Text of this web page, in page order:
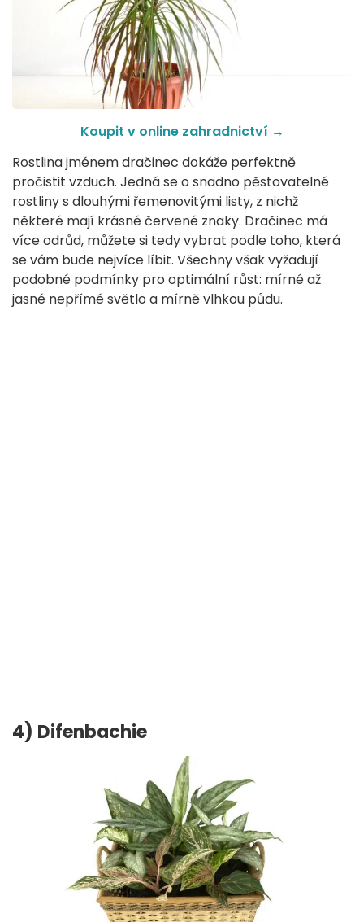
Koupit v online zahradnictví →
Rostlina jménem dračinec dokáže perfektně
pročistit vzduch. Jedná se o snadno pěstovatelné
rostliny s dlouhými řemenovitými listy, z nichž
některé mají krásné červené znaky. Dračinec má
více odrůd, můžete si tedy vybrat podle toho, která
se vám bude nejvíce líbit. Všechny však vyžadují
podobné podmínky pro optimální růst: mírné až
jasné nepřímé světlo a mírně vlhkou půdu.
4) Difenbachie